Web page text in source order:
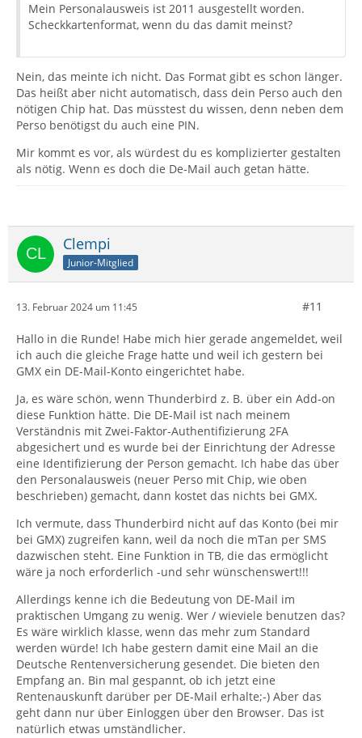
Mein Personalausweis ist 2011 ausgestellt worden.
Scheckkartenformat, wenn du das damit meinst?
Nein, das meinte ich nicht. Das Format gibt es schon länger.
Das heißt aber nicht automatisch, dass dein Perso auch den
nötigen Chip hat. Das müsstest du wissen, denn neben dem
Perso benötigst du auch eine PIN.
Mir kommt es vor, als würdest du es komplizierter gestalten
als nötig. Wenn es doch die De-Mail auch getan hätte.
Clempi
Junior-Mitglied
13. Februar 2024 um 11:45 #11
Hallo in die Runde! Habe mich hier gerade angemeldet, weil
ich auch die gleiche Frage hatte und weil ich gestern bei
GMX ein DE-Mail-Konto eingerichtet habe.
Ja, es wäre schön, wenn Thunderbird z. B. über ein Add-on
diese Funktion hätte. Die DE-Mail ist nach meinem
Verständnis mit Zwei-Faktor-Authentifizierung 2FA
abgesichert und es wurde bei der Einrichtung der Adresse
eine Identifizierung der Person gemacht. Ich habe das über
den Personalausweis (neuer Perso mit Chip, wie oben
beschrieben) gemacht, dann kostet das nichts bei GMX.
Ich vermute, dass Thunderbird nicht auf das Konto (bei mir
bei GMX) zugreifen kann, weil da noch die mTan per SMS
dazwischen steht. Eine Funktion in TB, die das ermöglicht
wäre ja noch erforderlich -und sehr wünschenswert!!!
Allerdings kenne ich die Bedeutung von DE-Mail im
praktischen Umgang zu wenig. Wer / wieviele benutzen das?
Es wäre wirklich klasse, wenn das mehr zum Standard
werden würde! Ich habe gestern damit eine Mail an die
Deutsche Rentenversicherung gesendet. Die bieten den
Empfang an. Bin mal gespannt, ob ich jetzt eine
Rentenauskunft darüber per DE-Mail erhalte;-) Aber das
geht dann nur über Einloggen über den Browser. Das ist
natürlich etwas umständlicher.